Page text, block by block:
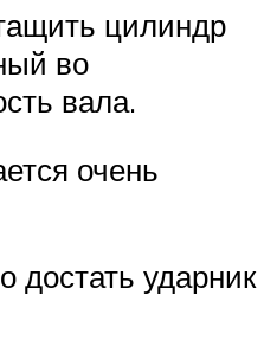
цилиндр
во
вала.
очень
достать ударник